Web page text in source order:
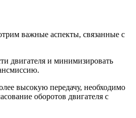
важные аспекты, связанные с
двигателя и минимизировать
высокую передачу, необходимо
оборотов двигателя с